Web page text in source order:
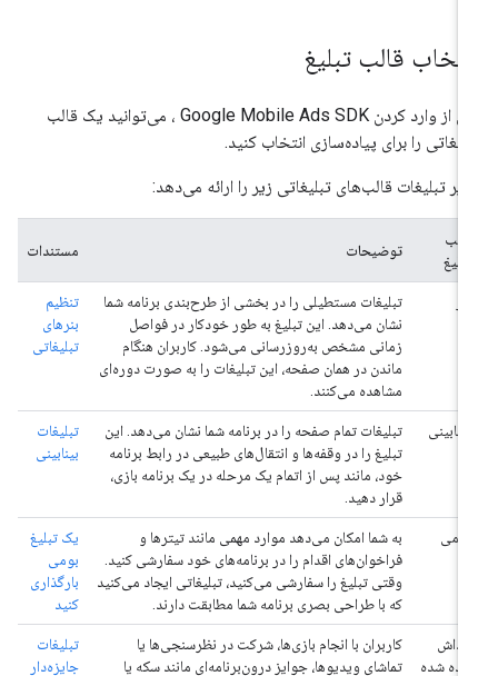
قالب تبلیغ
از وارد کردنGoogle Mobile Ads SDK، می‌توانید یک قالب
را برای پیاده‌سازی انتخاب کنید.
تبلیغات قالب‌های تبلیغاتی زیر را ارائه می‌دهد:
توضیحات مستندات
تبلیغات مستطیلی را در بخشی از طرح‌بندی برنامه شما
نشان می‌دهد. این تبلیغ به طور خودکار در فواصل
زمانی مشخص به‌روزرسانی می‌شود. کاربران هنگام
ماندن در همان صفحه، این تبلیغات را به صورت دوره‌ای
مشاهده می‌کنند.
تنظیم
بنرهای
تبلیغاتی
بینابینی
تبلیغات تمام صفحه را در برنامه شما نشان می‌دهد. این
تبلیغ را در وقفه‌ها و انتقال‌های طبیعی در رابط برنامه
خود، مانند پس از اتمام یک مرحله در یک برنامه بازی،
قرار دهید.
تبلیغات
بینابینی
به شما امکان می‌دهد موارد مهمی مانند تیترها و
فراخوان‌های اقدام را در برنامه‌های خود سفارشی کنید.
وقتی تبلیغ را سفارشی می‌کنید، تبلیغاتی ایجاد می‌کنید
که با طراحی بصری برنامه شما مطابقت دارند.
یک تبلیغ
بومی
بارگذاری
داده شده
کاربران با انجام بازی‌ها، شرکت در نظرسنجی‌ها یا
تماشای ویدیوها، جوایز درون‌برنامه‌ای مانند سکه یا
تبلیغات
جایزه‌دار